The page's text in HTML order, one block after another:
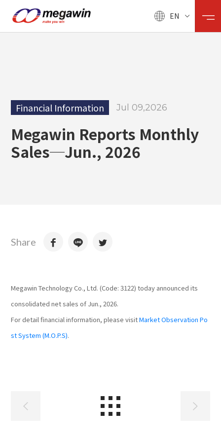
EN
Financial Information Jul 09,2026
Megawin Reports Monthly
Sales─Jun., 2026
Share
Megawin Technology Co., Ltd. (Code: 3122) today announced its
consolidated net sales of Jun., 2026.
For detail financial information, please visitMarket Observation Po
st System (M.O.P.S).